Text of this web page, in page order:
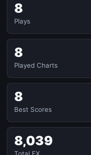
8
Plays
8
Played Charts
8
Best Scores
8,039